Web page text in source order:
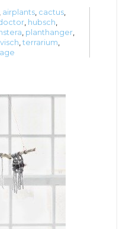
, airplants, cactus,
, hubsch,
, planthanger,
, terrarium,